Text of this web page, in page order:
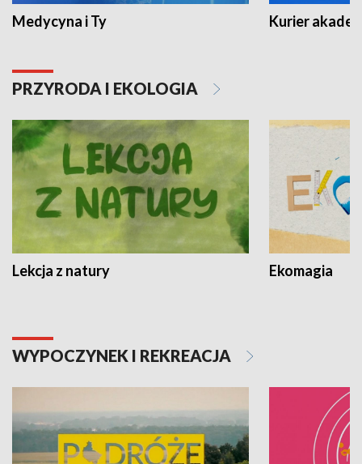
Medycyna i Ty Kurier
PRZYRODA I EKOLOGIA
Lekcja z natury Ekomagia
WYPOCZYNEK I REKREACJA